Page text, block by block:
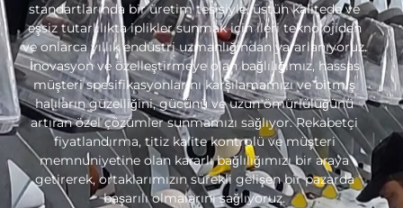
standartlarında bir üretim tesisiyle, üstün kalitede ve
eşsiz tutarlılıkta iplikler sunmak için ileri teknolojiden
ve onlarca yıllık endüstri uzmanlığından yararlanıyoruz.
İnovasyon ve özelleştirmeye olan bağlılığımız, hassas
müşteri spesifikasyonlarını karşılamamızı ve bitmiş
halıların güzelliğini, gücünü ve uzun ömürlülüğünü
artıran özel çözümler sunmamızı sağlıyor. Rekabetçi
fiyatlandırma, titiz kalite kontrolü ve müşteri
memnuniyetine olan kararlı bağlılığımızı bir araya
getirerek, ortaklarımızın sürekli gelişen bir pazarda
başarılı olmalarını sağlıyoruz.